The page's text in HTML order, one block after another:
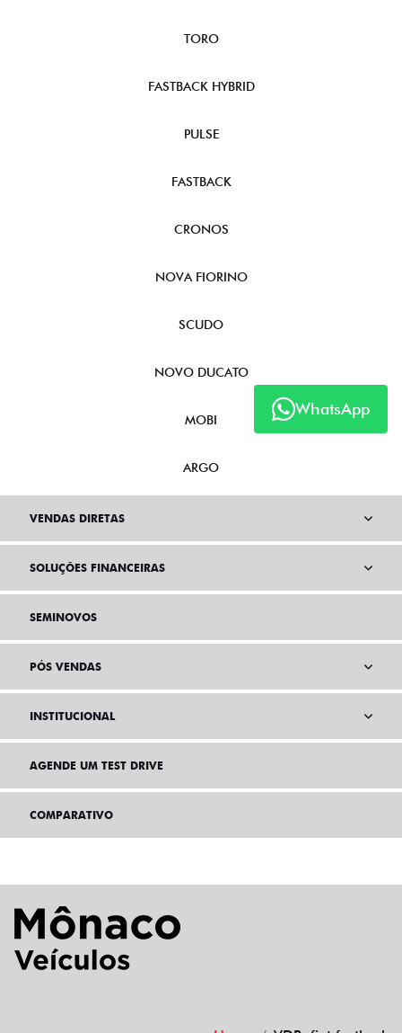
WhatsApp
TORO
FASTBACK HYBRID
PULSE
FASTBACK
CRONOS
NOVA FIORINO
SCUDO
NOVO DUCATO
MOBI
ARGO
VENDAS DIRETAS
SOLUÇÕES FINANCEIRAS
SEMINOVOS
PÓS VENDAS
INSTITUCIONAL
AGENDE UM TEST DRIVE
COMPARATIVO